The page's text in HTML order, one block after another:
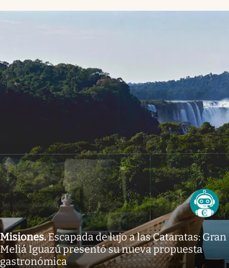
Misiones.Escapada de lujo a las Cataratas: Gran
Meliá Iguazú presentó su nueva propuesta
gastronómica